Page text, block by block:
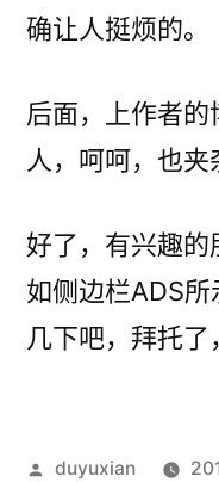
确让人挺烦的。
后面，上作者
人，呵呵，也夹
好了，有兴趣的
如侧边栏ADS
几下吧，拜托
发
duyuxian